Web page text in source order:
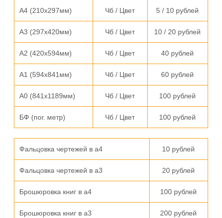
А4 (210х297мм) Чб / Цвет 5 / 10 рублей
А3 (297х420мм) Чб / Цвет 10 / 20 рублей
А2 (420х594мм) Чб / Цвет 40 рублей
А1 (594х841мм) Чб / Цвет 60 рублей
А0 (841х1189мм) Чб / Цвет 100 рублей
БФ (пог. метр) Чб / Цвет 100 рублей
Фальцовка чертежей в а4 10 рублей
Фальцовка чертежей в а3 20 рублей
Брошюровка книг в а4 100 рублей
Брошюровка книг в а3 200 рублей